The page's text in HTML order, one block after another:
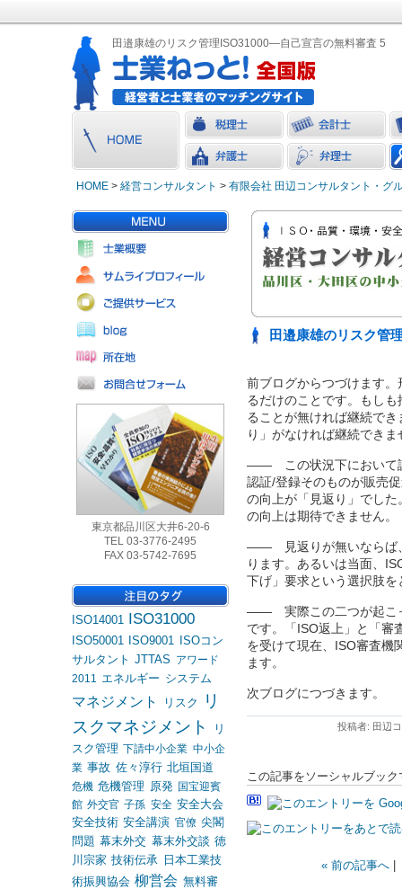
田邉康雄のリスク管理ISO31000―自己宣言の無料審査 5
HOME > 経営コンサルタント > 有限会社 田辺コンサルタント・グ
東京都品川区大井6-20-6
TEL 03-3776-2495
FAX 03-5742-7695
ISO14001 ISO31000
ISO50001 ISO9001
ISOコン
サルタント JTTAS アワード
2011 エネルギー システム
マネジメント リスク
リ
スクマネジメント
リ
スク管理 下請中小企業 中小企
業 事故 佐々淳行 北垣国道
危機 危機管理 原発 国宝迎賓
館 外交官 子孫 安全 安全大会
安全技術 安全講演 官僚 尖閣
問題 幕末外交 幕末外交談 徳
川宗家 技術伝承 日本工業技
術振興協会 柳営会 無料審
田邉康雄のリスク管
前ブログからつづけます
るだけのことです。もし
ることが無ければ継続で
り」がなければ継続できま
―― この状況下において
認証/登録そのものが販売
の向上が「見返り」でし
の向上は期待できません。
―― 見返りが無いならば
ります。あるいは当面、
下げ」要求という選択肢を
―― 実際この二つが起こ
です。「ISO返上」と「審
を受けて現在、ISO審査機
ます。
次ブログにつづきます。
投稿者: 田辺
この記事をソーシャルブッ
« 前の記事へ|